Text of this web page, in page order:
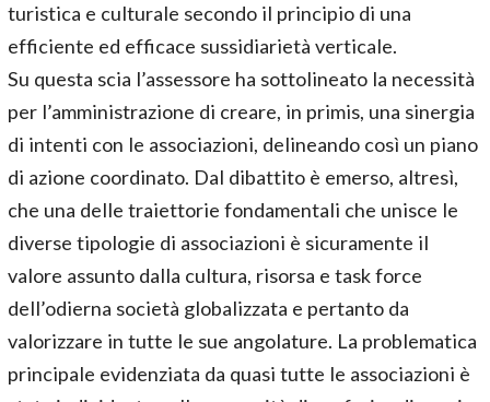
turistica e culturale secondo il principio di una
efficiente ed efficace sussidiarietà verticale.
Su questa scia l’assessore ha sottolineato la necessità
per l’amministrazione di creare, in primis, una sinergia
di intenti con le associazioni, delineando così un piano
di azione coordinato. Dal dibattito è emerso, altresì,
che una delle traiettorie fondamentali che unisce le
diverse tipologie di associazioni è sicuramente il
valore assunto dalla cultura, risorsa e task force
dell’odierna società globalizzata e pertanto da
valorizzare in tutte le sue angolature. La problematica
principale evidenziata da quasi tutte le associazioni è